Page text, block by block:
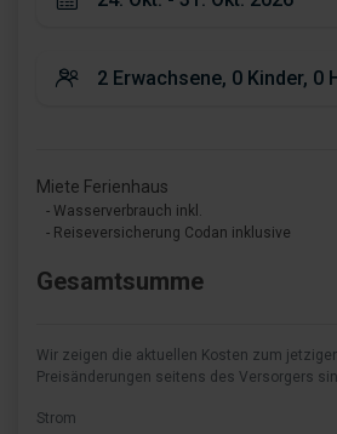
Miete Ferienhaus
- Wasserverbrauch inkl.
- Reiseversicherung Codan inklusive
Gesamtsumme
Wir zeigen die aktuellen Kosten zum
Preisänderungen seitens des Versorgers
Strom